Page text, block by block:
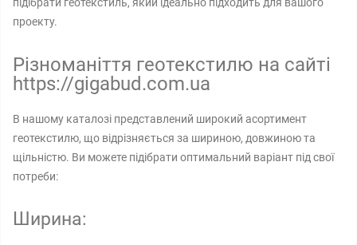
проекту.
Різноманіття геотекстилю на сайті
https://gigabud.com.ua
В нашому каталозі представлений широкий асортимент
геотекстилю, що відрізняється за шириною, довжиною та
щільністю. Ви можете підібрати оптимальний варіант під свої
потреби:
Ширина: